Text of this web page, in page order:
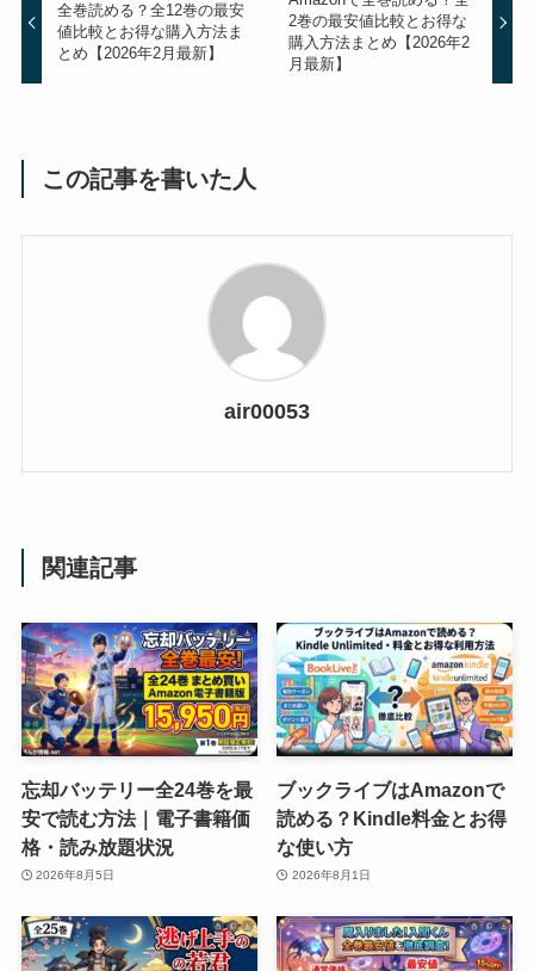
全巻読める？全12巻の最安
値比較とお得な購入方法ま
とめ【2026年2月最新】
2巻の最安値比較とお得な
購入方法まとめ【2026年2
月最新】
この記事を書いた人
air00053
関連記事
忘却バッテリー全24巻を最
安で読む方法｜電子書籍価
格・読み放題状況
2026年8月5日
ブックライブはAmazonで
読める？Kindle料金とお得
な使い方
2026年8月1日